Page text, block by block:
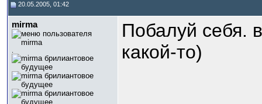
20.05.2005, 01:42
mirma
Побалуй себя.
какой-то)